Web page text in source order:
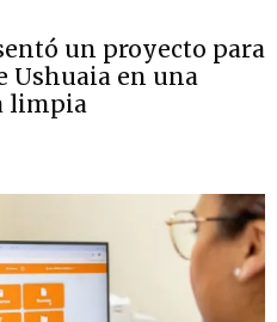
un proyecto para
Ushuaia en una
limpia